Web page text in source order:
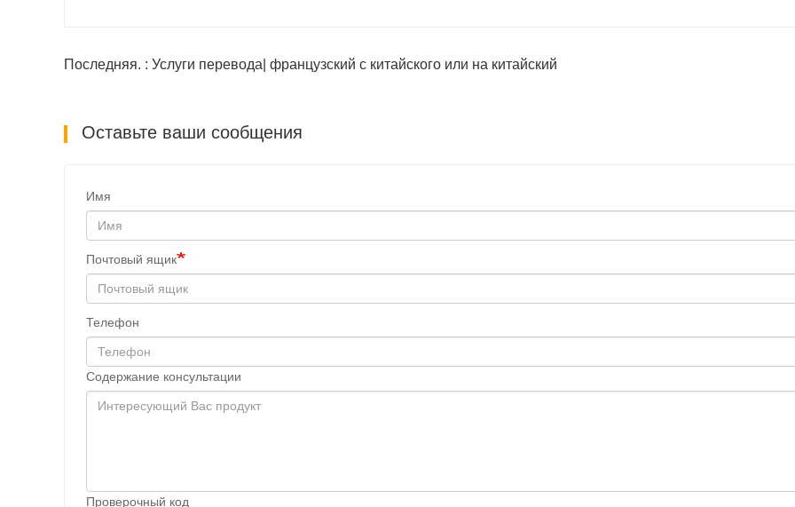
Последняя. : Услуги перевода| французский с китайского или на китайский
Оставьте ваши сообщения
Имя
Почтовый ящик
Телефон
Содержание консультации
Проверочный код